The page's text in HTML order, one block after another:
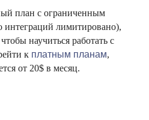
план с ограниченным
интеграций лимитировано),
научиться работать с
к платным планам,
от 20$ в месяц.